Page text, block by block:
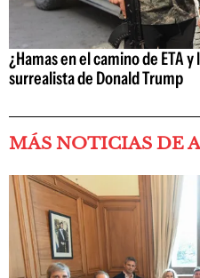
¿Hamas en el camino de ETA
surrealista de Donald Trump
MÁS NOTICIAS DE